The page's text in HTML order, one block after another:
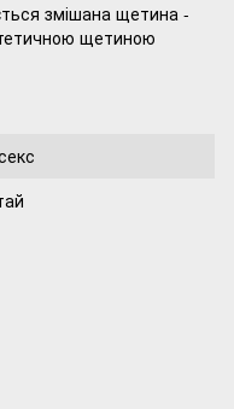
змішана щетина -
щетиною